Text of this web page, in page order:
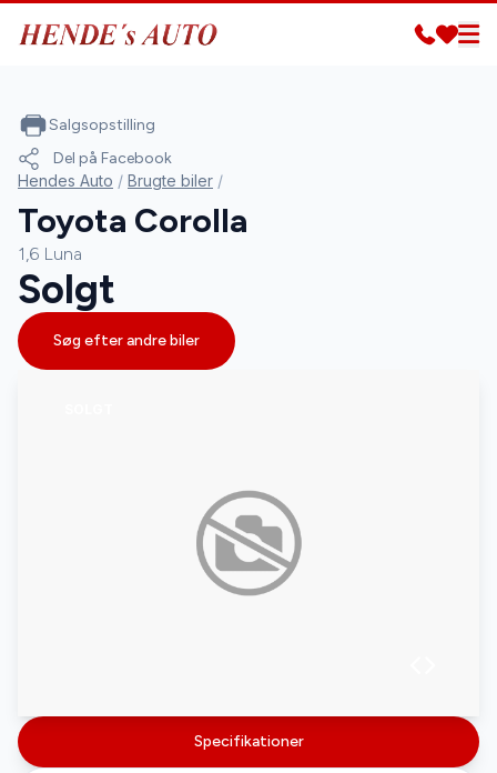
Specifikationer
Salgsopstilling
Del på Facebook
Hendes Auto / Brugte biler /
Toyota Corolla
1,6 Luna
Solgt
Søg efter andre biler